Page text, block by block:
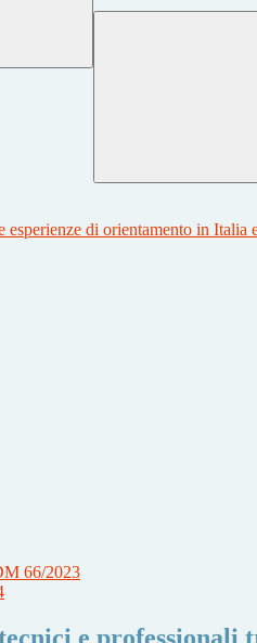
di orientamento in Italia
66/2023